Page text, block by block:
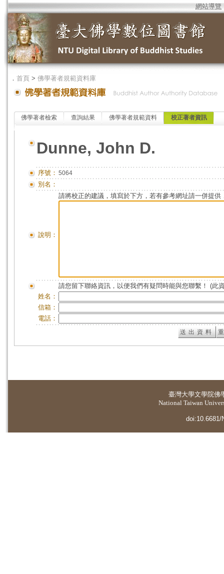
網站導覽
． 首頁 > 佛學著者規範資料庫
佛學著者檢索 查詢結果 佛學著者規範資料 校正著者資訊
Dunne, John D.
序號： 5064
別名：
說明：
請將校正的建議，填寫於下方，若有參考網址請一併提供
請您留下聯絡資訊，以便我們有疑問時能與您聯繫！ (此
姓名：
信箱：
電話：
臺灣大學文學院佛
National Taiwan
doi:10.6681/